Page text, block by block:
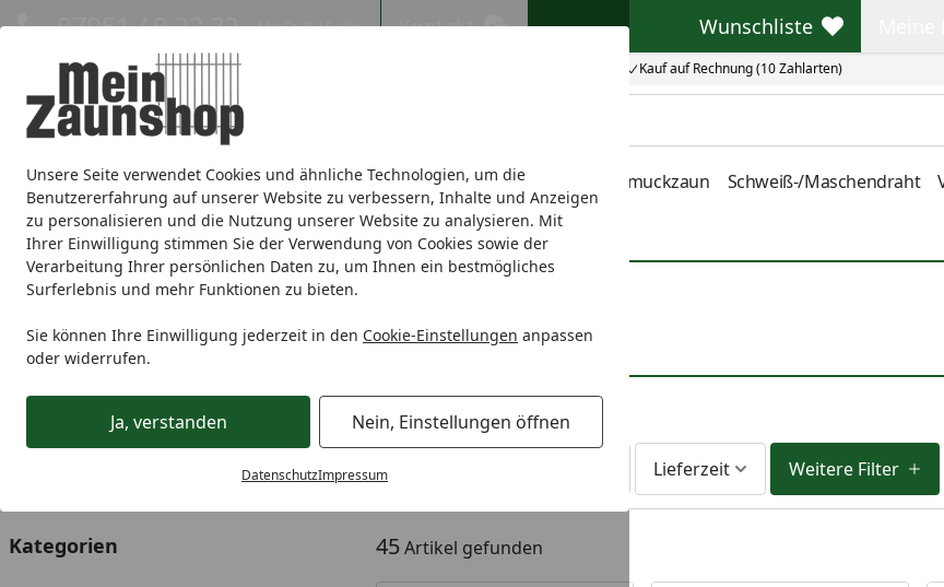
Unsere Seite verwendet Cookies und ähnliche Technologien, um die
Benutzererfahrung auf unserer Website zu verbessern, Inhalte und Anzeigen
zu personalisieren und die Nutzung unserer Website zu analysieren. Mit
Ihrer Einwilligung stimmen Sie der Verwendung von Cookies sowie der
Verarbeitung Ihrer persönlichen Daten zu, um Ihnen ein bestmögliches
Surferlebnis und mehr Funktionen zu bieten.
Sie können Ihre Einwilligung jederzeit in den Cookie-Einstellungen anpassen
oder widerrufen.
Ja, verstanden Nein, Einstellungen öffnen
DatenschutzImpressum
Eigene Montage-Teams Kauf auf Rechnung (10 Zahlarten)
07051 / 9 22 22 Mo-Fr. 8-16 Uhr Kontakt Wunschliste
Wunschliste
Sichtschutz Doppelstabmatte Zaunsets Gabionen Einstabmatten Schmuckzaun Schweiß-/Maschendraht
Zaunmarken
Gartengestaltung Gartenzubehör Abdeckplanen
Abdeckplanen
Ihre Artikelübersicht
Angebote Am Lager Lieferzeit Weitere Filter
Kategorien 45Artikel gefunden